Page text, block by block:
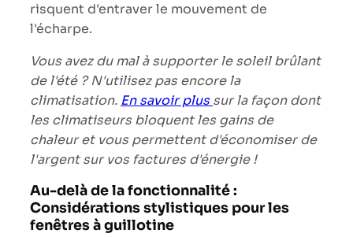
risquent d'entraver le mouvement de
l'écharpe.
Vous avez du mal à supporter le soleil brûlant
de l'été ? N'utilisez pas encore la
climatisation. En savoir plussur la façon dont
les climatiseurs bloquent les gains de
chaleur et vous permettent d'économiser de
l'argent sur vos factures d'énergie !
Au-delà de la fonctionnalité :
Considérations stylistiques pour les
fenêtres à guillotine